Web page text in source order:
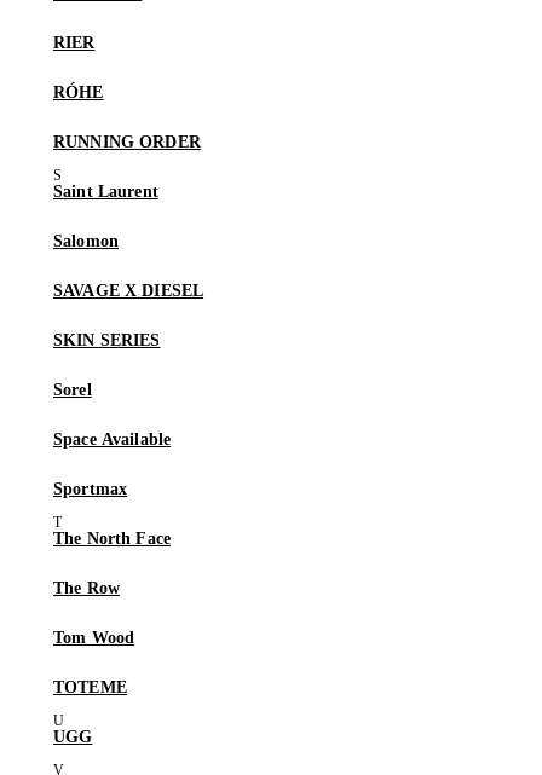
RIER
RÓHE
RUNNING ORDER
Saint Laurent
Salomon
SAVAGE X DIESEL
SKIN SERIES
Sorel
Space Available
Sportmax
The North Face
The Row
Tom Wood
TOTEME
UGG